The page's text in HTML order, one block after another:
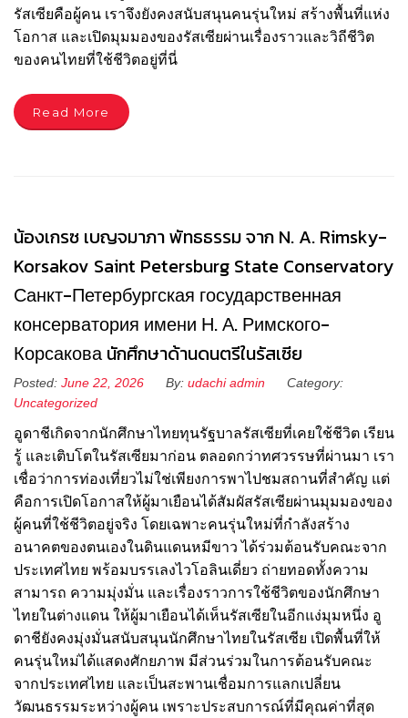
รัสเซียคือผู้คน เราจึงยังคงสนับสนุนคนรุ่นใหม่ สร้างพื้นที่แห่ง
โอกาส และเปิดมุมมองของรัสเซียผ่านเรื่องราวและวิถีชีวิต
ของคนไทยที่ใช้ชีวิตอยู่ที่นี่
Read More
น้องเกรซ เบญจมาภา พัทธธรรม จาก N. A. Rimsky-
Korsakov Saint Petersburg State Conservatory
Санкт-Петербургская государственная
консерватория имени Н. А. Римского-
Корсакова นักศึกษาด้านดนตรีในรัสเซีย
Posted: June 22, 2026 By: udachi admin
Category:
Uncategorized
อูดาชีเกิดจากนักศึกษาไทยทุนรัฐบาลรัสเซียที่เคยใช้ชีวิต เรียน
รู้ และเติบโตในรัสเซียมาก่อน ตลอดกว่าทศวรรษที่ผ่านมา เรา
เชื่อว่าการท่องเที่ยวไม่ใช่เพียงการพาไปชมสถานที่สำคัญ แต่
คือการเปิดโอกาสให้ผู้มาเยือนได้สัมผัสรัสเซียผ่านมุมมองของ
ผู้คนที่ใช้ชีวิตอยู่จริง โดยเฉพาะคนรุ่นใหม่ที่กำลังสร้าง
อนาคตของตนเองในดินแดนหมีขาว ได้ร่วมต้อนรับคณะจาก
ประเทศไทย พร้อมบรรเลงไวโอลินเดี่ยว ถ่ายทอดทั้งความ
สามารถ ความมุ่งมั่น และเรื่องราวการใช้ชีวิตของนักศึกษา
ไทยในต่างแดน ให้ผู้มาเยือนได้เห็นรัสเซียในอีกแง่มุมหนึ่ง อู
ดาชียังคงมุ่งมั่นสนับสนุนนักศึกษาไทยในรัสเซีย เปิดพื้นที่ให้
คนรุ่นใหม่ได้แสดงศักยภาพ มีส่วนร่วมในการต้อนรับคณะ
จากประเทศไทย และเป็นสะพานเชื่อมการแลกเปลี่ยน
วัฒนธรรมระหว่างผู้คน เพราะประสบการณ์ที่มีคุณค่าที่สุด